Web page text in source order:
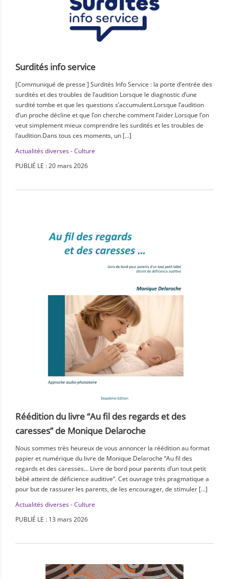
Surdités info service
[Communiqué de presse ] Surdités Info Service : la porte d’entrée des
surdités et des troubles de l’audition Lorsque le diagnostic d’une
surdité tombe et que les questions s’accumulent.Lorsque l’audition
d’un proche décline et que l’on cherche comment l’aider.Lorsque l’on
veut simplement mieux comprendre les surdités et les troubles de
l’audition.Dans tous ces moments, un […]
Actualités diverses - Culture
PUBLIÉ LE : 20 mars 2026
Réédition du livre “Au fil des regards et des
caresses” de Monique Delaroche
Nous sommes très heureux de vous annoncer la réédition au format
papier et numérique du livre de Monique Delaroche “Au fil des
regards et des caresses… Livre de bord pour parents d’un tout petit
bébé atteint de déficience auditive“. Cet ouvrage très pragmatique a
pour but de rassurer les parents, de les encourager, de stimuler […]
Actualités diverses - Culture
PUBLIÉ LE : 13 mars 2026